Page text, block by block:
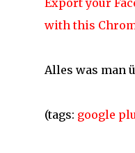
Export your
with this
Alles was man
(tags: google